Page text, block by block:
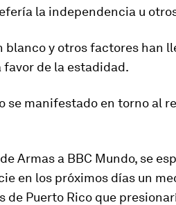
la independencia u
blanco y otros factores han
favor de la estadidad.
se manifestado en torno al
Armas a BBC Mundo, se
en los próximos días un
de Puerto Rico que